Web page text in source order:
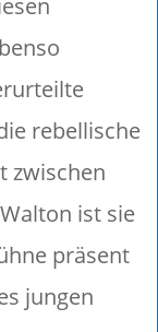
rebellische
zwischen
ist sie
präsent
jungen